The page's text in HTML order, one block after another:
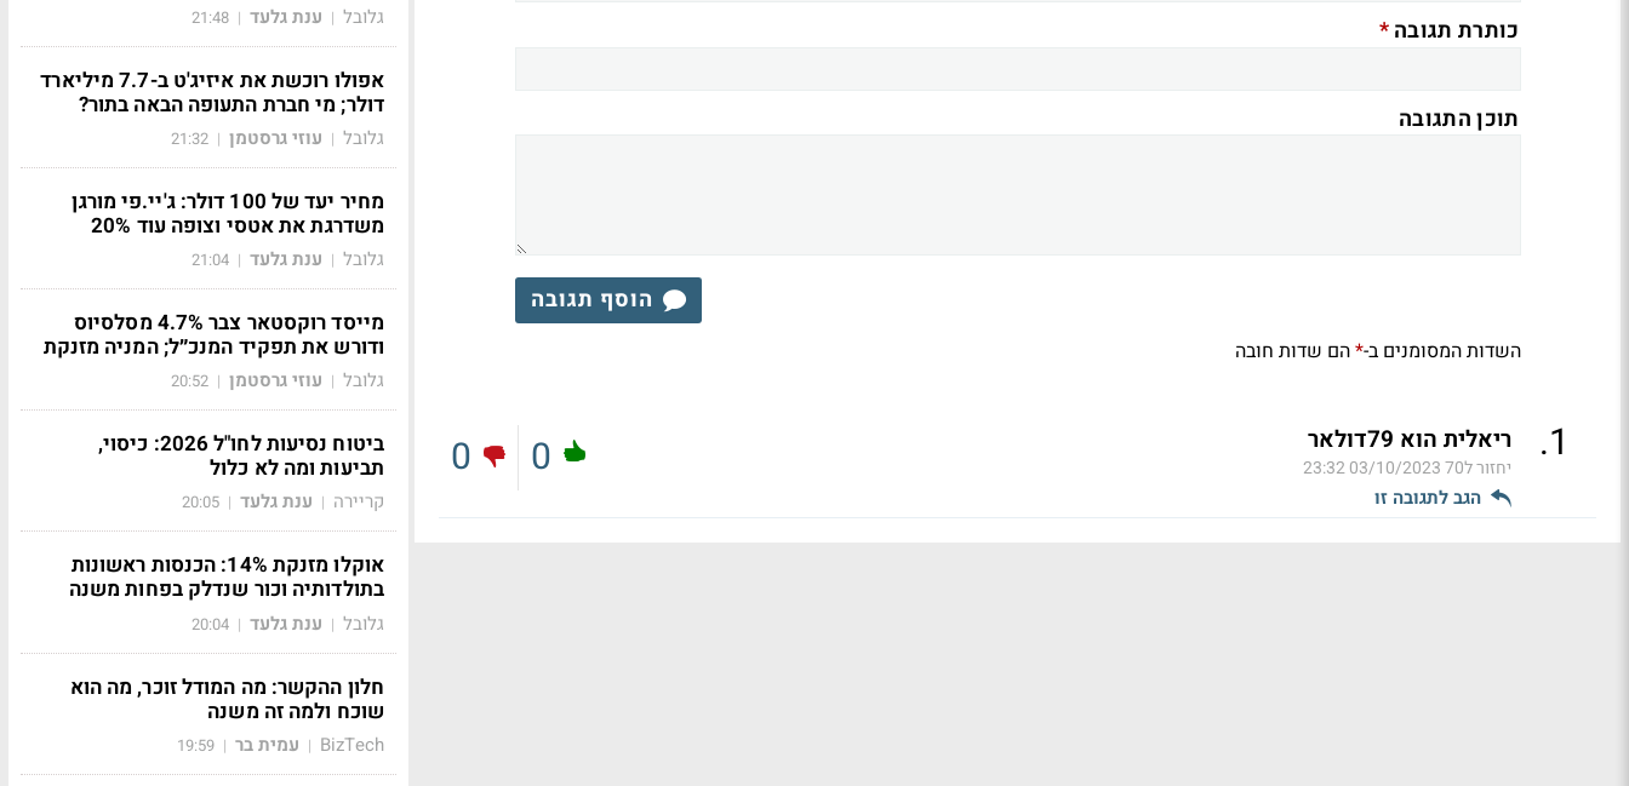
כותרת תגובה*
תוכן התגובה
הוסף תגובה
השדות המסומנים ב-*הם שדות חובה
1
. ריאלית הוא 79דולאר
יחזור ל70 03/10/2023 23:32
הגב לתגובה זו
0
0
גלובל | ענת גלעד |
21:48
אפולו רוכשת את איזיג'ט ב-7.7 מיליארד
דולר; מי חברת התעופה הבאה בתור?
גלובל | עוזי גרסטמן |
21:32
מחיר יעד של 100 דולר: ג'יי.פי מורגן
משדרגת את אטסי וצופה עוד 20%
גלובל | ענת גלעד |
21:04
מייסד רוקסטאר צבר 4.7% מסלסיוס
ודורש את תפקיד המנכ״ל; המניה מזנקת
גלובל | עוזי גרסטמן |
20:52
ביטוח נסיעות לחו"ל 2026: כיסוי,
תביעות ומה לא כלול
קריירה | ענת גלעד |
20:05
אוקלו מזנקת 14%: הכנסות ראשונות
בתולדותיה וכור שנדלק בפחות משנה
גלובל | ענת גלעד |
20:04
חלון ההקשר: מה המודל זוכר, מה הוא
שוכח ולמה זה משנה
BizTech
| עמית בר |
19:59